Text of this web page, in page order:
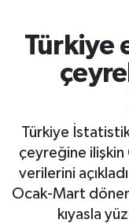
Türkiye
Türkiye İstatistik
çeyreğine ilişkin
verilerini
Ocak-Mart
kıyasla
Borsa
İş Dünyası
Otovitrin
Asayiş
Süper Lig
Tüm
Son Dakika
Haber Arşivi